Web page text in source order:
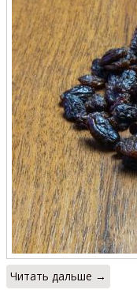
Читать дальше →